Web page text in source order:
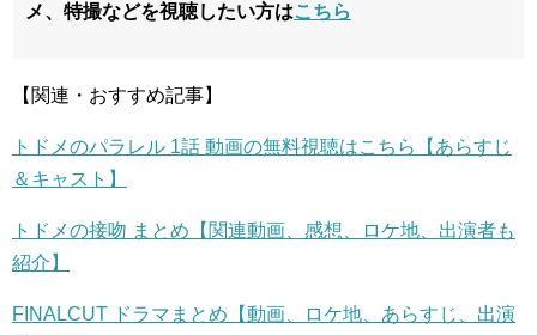
メ、特撮などを視聴したい方はこちら
【関連・おすすめ記事】
トドメのパラレル 1話 動画の無料視聴はこちら【あらすじ
＆キャスト】
トドメの接吻 まとめ【関連動画、感想、ロケ地、出演者も
紹介】
FINALCUT ドラマまとめ【動画、ロケ地、あらすじ、出演